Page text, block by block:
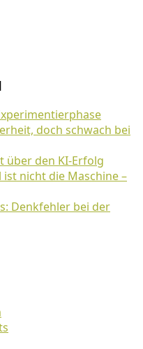
doch schwach bei
über den KI-Erfolg
nicht die Maschine –
Denkfehler bei der